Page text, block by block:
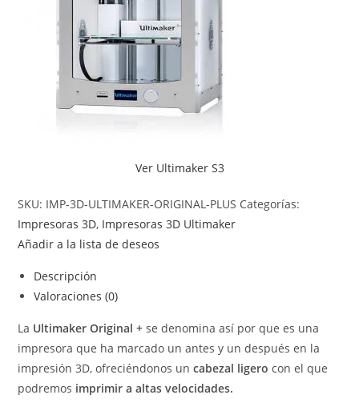
Ver Ultimaker S3
SKU: IMP-3D-ULTIMAKER-ORIGINAL-PLUS Categorías:
Impresoras 3D, Impresoras 3D Ultimaker
Añadir a la lista de deseos
Descripción
Valoraciones (0)
La Ultimaker Original + se denomina así por que es una
impresora que ha marcado un antes y un después en la
impresión 3D, ofreciéndonos uncabezal ligero con el que
podremos imprimir a altas velocidades.